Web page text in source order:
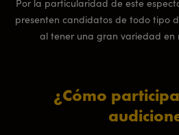
Por la particularidad de este
presenten candidatos de todo tipo
al tener una gran variedad en
¿Cómo